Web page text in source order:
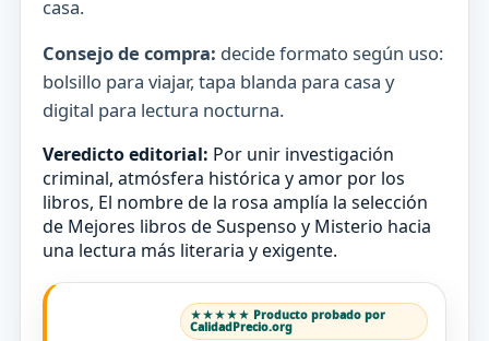
casa.
Consejo de compra: decide formato según uso:
bolsillo para viajar, tapa blanda para casa y
digital para lectura nocturna.
Veredicto editorial: Por unir investigación
criminal, atmósfera histórica y amor por los
libros, El nombre de la rosa amplía la selección
de Mejores libros de Suspenso y Misterio hacia
una lectura más literaria y exigente.
★★★★★ Producto probado por
CalidadPrecio.org